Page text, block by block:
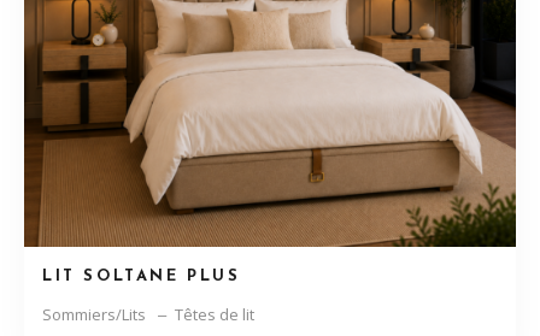
LIT SOLTANE PLUS
Sommiers/Lits Têtes de lit